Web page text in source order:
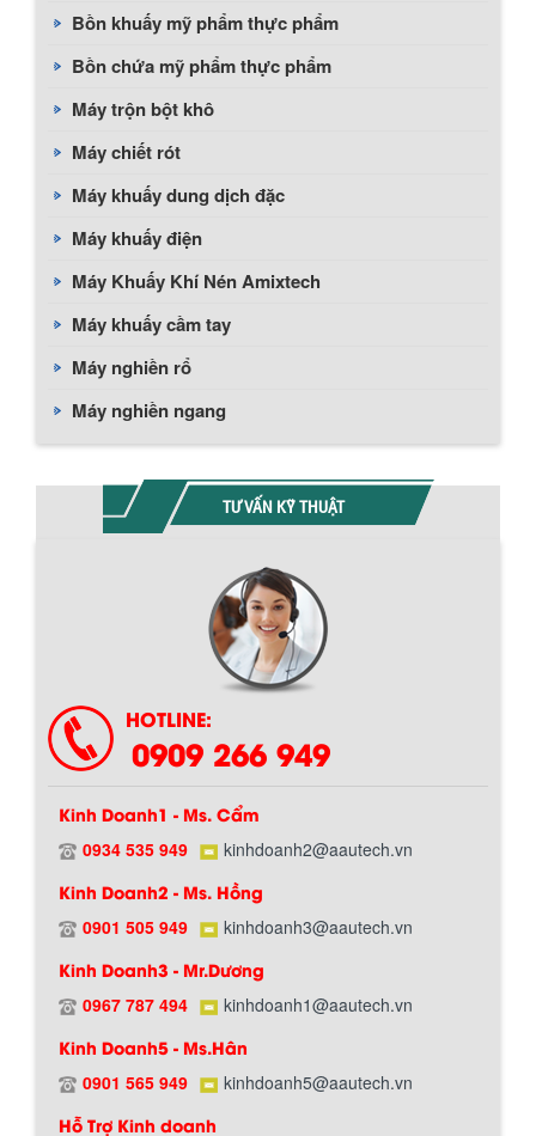
Bồn khuấy mỹ phẩm thực phẩm
Bồn chứa mỹ phẩm thực phẩm
Máy trộn bột khô
Máy chiết rót
Máy khuấy dung dịch đặc
Máy khuấy điện
Máy Khuấy Khí Nén Amixtech
Máy khuấy cầm tay
Máy nghiền rổ
Máy nghiền ngang
TƯ VẤN KỸ THUẬT
HOTLINE:
0909 266 949
Kinh Doanh1 - Ms. Cẩm
0934 535 949 kinhdoanh2@aautech.vn
Kinh Doanh2 - Ms. Hồng
0901 505 949 kinhdoanh3@aautech.vn
Kinh Doanh3 - Mr.Dương
0967 787 494 kinhdoanh1@aautech.vn
Kinh Doanh5 - Ms.Hân
0901 565 949 kinhdoanh5@aautech.vn
Hỗ Trợ Kinh doanh
Chính sách giao hàng
Hướng dẫn thanh toán mua hàng